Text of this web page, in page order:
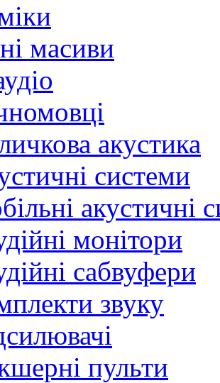
масиви
акустика
системи
акустичні
монітори
сабвуфери
звуку
пульти